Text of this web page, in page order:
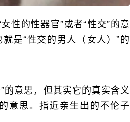
性的性器官”或者“性交”的意
是“性交的男人（女人）”的
的意思，但其实它的真实含义
意思。指近亲生出的不伦子